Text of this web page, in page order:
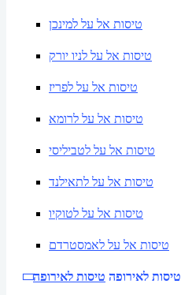
טיסות אל על למינכן
טיסות אל על לניו יורק
טיסות אל על לפריז
טיסות אל על לרומא
טיסות אל על לטביליסי
טיסות אל על לתאילנד
טיסות אל על לטוקיו
טיסות אל על לאמסטרדם
טיסות לאירופה טיסות לאירופה